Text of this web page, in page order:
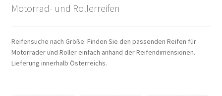
Motorrad- und Rollerreifen
Reifensuche nach Größe. Finden Sie den passenden Reifen für
Motorräder und Roller einfach anhand der Reifendimensionen.
Lieferung innerhalb Österreichs.